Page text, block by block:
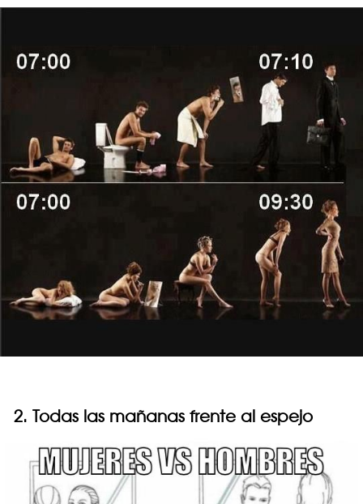
2. Todas las mañanas frente al espejo